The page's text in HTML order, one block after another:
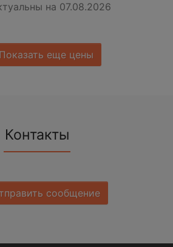
на 07.08.2026
Показать еще цены
Контакты
сообщение